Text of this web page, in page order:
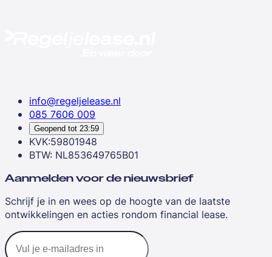
info@regeljelease.nl
085 7606 009
Geopend tot 23:59
KVK:59801948
BTW: NL853649765B01
Aanmelden voor de nieuwsbrief
Schrijf je in en wees op de hoogte van de laatste
ontwikkelingen en acties rondom financial lease.